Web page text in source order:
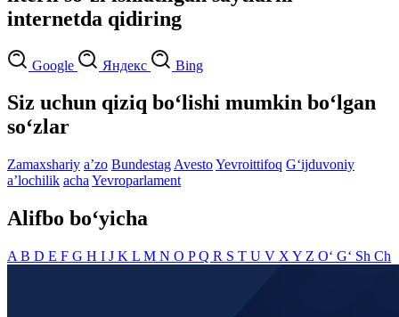
internetda qidiring
Google Яндекс Bing
Siz uchun qiziq bo‘lishi mumkin bo‘lgan
so‘zlar
Zamaxshariy aʼzo Bundestag AvestoYevroittifoq G‘ijduvoniy
aʼlochilik acha Yevroparlament
Alifbo bo‘yicha
A B D E F G H I J K L M N O PQ R S T U V X Y Z O‘ G‘ Sh Ch